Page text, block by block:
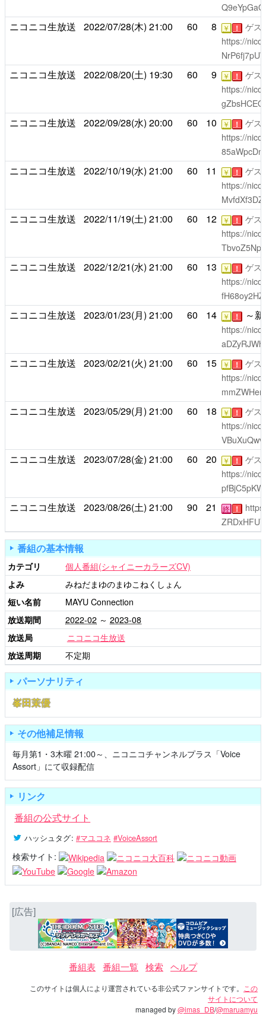
ニコニコ生放送 2022/07/28(木) 21:00 60 8 ￥ ！
ゲス
https://
ニコニコ生放送 2022/08/20(土) 19:30 60 9 ￥ ！
ゲス
https://
ニコニコ生放送 2022/09/28(水) 20:00 60 10 ￥ ！
ゲス
https://
ニコニコ生放送 2022/10/19(水) 21:00 60 11 ￥ ！
ゲス
https://
ニコニコ生放送 2022/11/19(土) 21:00 60 12 ￥ ！
ゲス
https://
ニコニコ生放送 2022/12/21(水) 21:00 60 13 ￥ ！
ゲス
https://
ニコニコ生放送 2023/01/23(月) 21:00 60 14 ￥ ！ ～
https://
ニコニコ生放送 2023/02/21(火) 21:00 60 15 ￥ ！
ゲス
https://
ニコニコ生放送 2023/05/29(月) 21:00 60 18 ￥ ！
ゲス
https://
ニコニコ生放送 2023/07/28(金) 21:00 60 20 ￥ ！
ゲス
https://
ニコニコ生放送 2023/08/26(土) 21:00 90 21 終 ！
番組の基本情報
カテゴリ
個人番組(シャイニーカラーズCV)
よみ
みねだまゆのまゆこねくしょん
短い名前
MAYU Connection
放送期間
2022-02 ～ 2023-08
放送局
ニコニコ生放送
放送周期
不定期
パーソナリティ
峯田茉優
その他補足情報
毎月第1・3木曜 21:00～、ニコニコチャンネルプラス「Voice
Assort」にて収録配信
リンク
番組の公式サイト
ハッシュタグ: #マユコネ #VoiceAssort
検索サイト:
[広告]
番組表 番組一覧 検索 ヘルプ
このサイトは個人により運営されている非公式ファンサイトです。
この
サイトについて
managed by@imas_DB/@maruamyu